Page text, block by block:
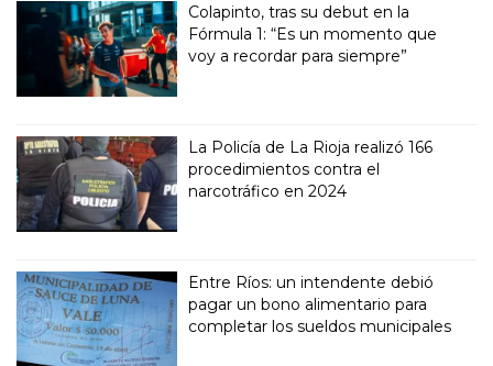
Colapinto, tras su debut en la
Fórmula 1: “Es un momento que
voy a recordar para siempre”
La Policía de La Rioja realizó 166
procedimientos contra el
narcotráfico en 2024
Entre Ríos: un intendente debió
pagar un bono alimentario para
completar los sueldos municipales